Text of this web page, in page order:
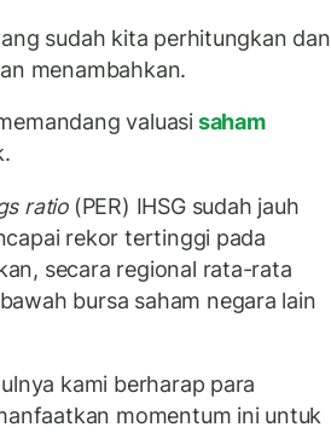
sudah kita perhitungkan dan
menambahkan.
valuasisaham
ratio(PER) IHSG sudah jauh
rekor tertinggi pada
secara regional rata-rata
bursa saham negara lain
kami berharap para
momentum ini untuk